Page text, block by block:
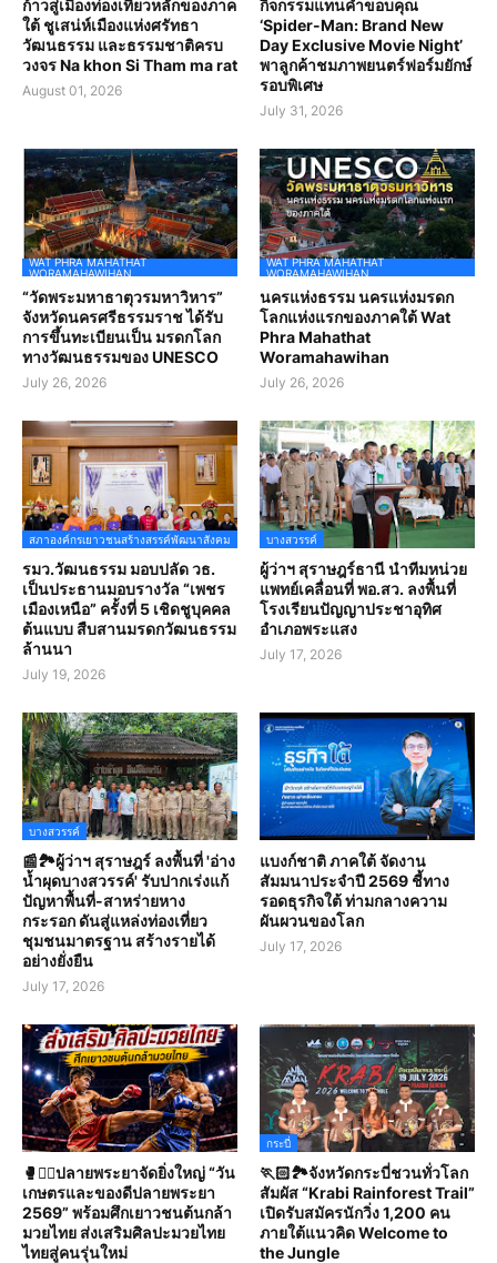
ก้าวสู่เมืองท่องเที่ยวหลักของภาค
ใต้ ชูเสน่ห์เมืองแห่งศรัทธา
วัฒนธรรม และธรรมชาติครบ
วงจร Na khon Si Tham ma rat
August 01, 2026
กิจกรรมแทนคำขอบคุณ
‘Spider-Man: Brand New
Day Exclusive Movie Night’
พาลูกค้าชมภาพยนตร์ฟอร์มยักษ์
รอบพิเศษ
July 31, 2026
WAT PHRA MAHATHAT
WORAMAHAWIHAN
“วัดพระมหาธาตุวรมหาวิหาร”
จังหวัดนครศรีธรรมราช ได้รับ
การขึ้นทะเบียนเป็น มรดกโลก
ทางวัฒนธรรมของ UNESCO
July 26, 2026
WAT PHRA MAHATHAT
WORAMAHAWIHAN
นครแห่งธรรม นครแห่งมรดก
โลกแห่งแรกของภาคใต้ Wat
Phra Mahathat
Woramahawihan
July 26, 2026
สภาองค์กรเยาวชนสร้างสรรค์พัฒนาสังคม
รมว.วัฒนธรรม มอบปลัด วธ.
เป็นประธานมอบรางวัล “เพชร
เมืองเหนือ” ครั้งที่ 5 เชิดชูบุคคล
ต้นแบบ สืบสานมรดกวัฒนธรรม
ล้านนา
July 19, 2026
บางสวรรค์
ผู้ว่าฯ สุราษฎร์ธานี นำทีมหน่วย
แพทย์เคลื่อนที่ พอ.สว. ลงพื้นที่
โรงเรียนปัญญาประชาอุทิศ
อำเภอพระแสง
July 17, 2026
บางสวรรค์
📰🏞️ผู้ว่าฯ สุราษฎร์ ลงพื้นที่ 'อ่าง
น้ำผุดบางสวรรค์' รับปากเร่งแก้
ปัญหาพื้นที่-สาหร่ายหาง
กระรอก ดันสู่แหล่งท่องเที่ยว
ชุมชนมาตรฐาน สร้างรายได้
อย่างยั่งยืน
July 17, 2026
แบงก์ชาติ ภาคใต้ จัดงาน
สัมมนาประจำปี 2569 ชี้ทาง
รอดธุรกิจใต้ ท่ามกลางความ
ผันผวนของโลก
July 17, 2026
🥊🤼‍♀️ปลายพระยาจัดยิ่งใหญ่ “วัน
เกษตรและของดีปลายพระยา
2569” พร้อมศึกเยาวชนต้นกล้า
มวยไทย ส่งเสริมศิลปะมวยไทย
ไทยสู่คนรุ่นใหม่
กระบี่
🏃🏻🏞️จังหวัดกระบี่ชวนทั่วโลก
สัมผัส “Krabi Rainforest Trail”
เปิดรับสมัครนักวิ่ง 1,200 คน
ภายใต้แนวคิด Welcome to
the Jungle